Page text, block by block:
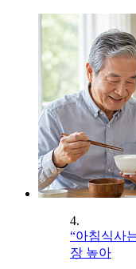
4.
“아침식사
장 높아